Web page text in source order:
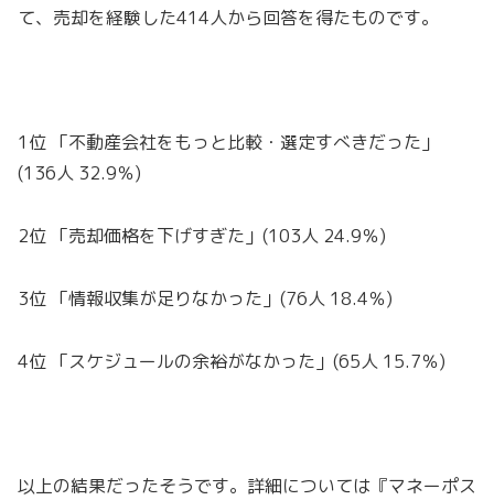
て、売却を経験した414人から回答を得たものです。
1位 「不動産会社をもっと比較・選定すべきだった」
(136人 32.9％)
2位 「売却価格を下げすぎた」(103人 24.9％)
3位 「情報収集が足りなかった」(76人 18.4％)
4位 「スケジュールの余裕がなかった」(65人 15.7％)
以上の結果だったそうです。詳細については『マネーポス